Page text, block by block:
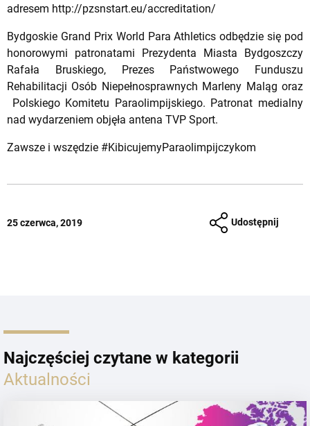
adresem http://pzsnstart.eu/accreditation/
Bydgoskie Grand Prix World Para Athletics odbędzie się pod
honorowymi patronatami Prezydenta Miasta Bydgoszczy
Rafała Bruskiego, Prezes Państwowego Funduszu
Rehabilitacji Osób Niepełnosprawnych Marleny Maląg oraz
Polskiego Komitetu Paraolimpijskiego. Patronat medialny
nad wydarzeniem objęła antena TVP Sport.
Zawsze i wszędzie #KibicujemyParaolimpijczykom
25 czerwca, 2019 Udostępnij
Najczęściej czytane w kategorii
Aktualności